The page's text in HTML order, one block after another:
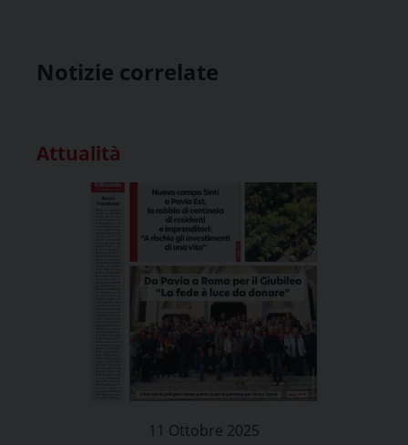
Notizie correlate
Attualità
11 Ottobre 2025